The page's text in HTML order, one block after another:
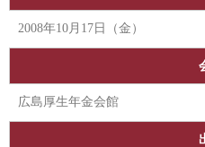
2008年10月17日（金）
広島厚生年金会館